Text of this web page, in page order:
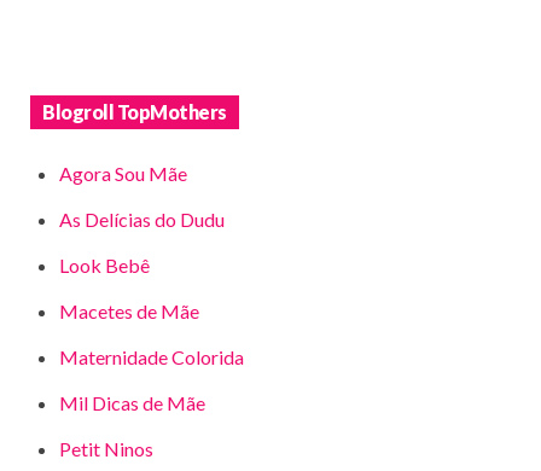
Blogroll TopMothers
Agora Sou Mãe
As Delícias do Dudu
Look Bebê
Macetes de Mãe
Maternidade Colorida
Mil Dicas de Mãe
Petit Ninos